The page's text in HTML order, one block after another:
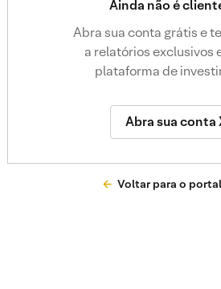
Ainda não é
Abra sua conta grátis e
a relatórios exclusivos
plataforma de
Abra sua conta
Voltar para o